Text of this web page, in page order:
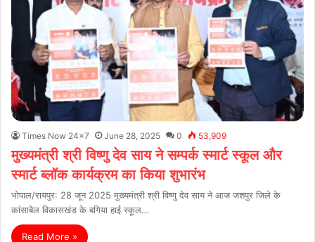
Times Now 24x7 June 28, 2025 0 53,909
मुख्यमंत्री श्री विष्णु देव साय ने सम्पर्क स्मार्ट स्कूल और
स्मार्ट ब्लॉक कार्यक्रम का किया शुभारंभ
भोपाल/रायपुर: 28 जून 2025 मुख्यमंत्री श्री विष्णु देव साय ने आज जशपुर जिले के
कांसाबेल विकासखंड के बगिया हाई स्कूल…
Read More »